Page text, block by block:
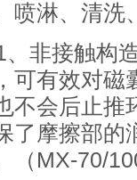
喷淋、清洗
、非接触构
可有效对磁
不会后止推
了摩擦部的
（MX-70/